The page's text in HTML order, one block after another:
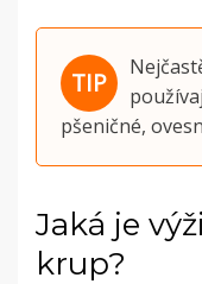
pšeničné,
Jaká je
krup?